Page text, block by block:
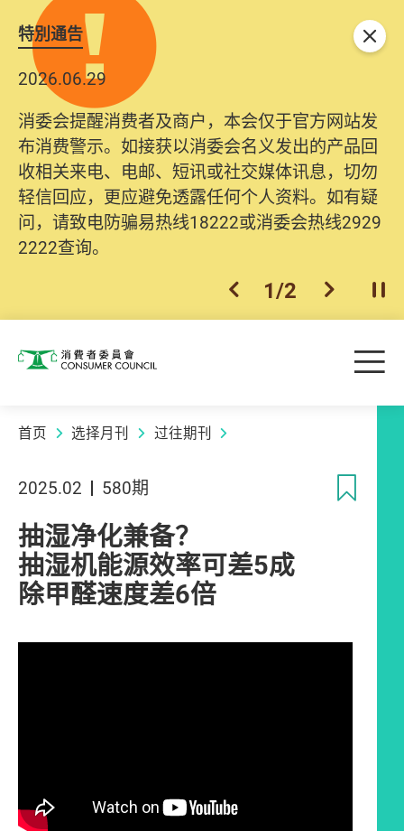
特別通告
2026.06.29
消委会提醒消费者及商户，本会仅于官方网站发
布消费警示。如接获以消委会名义发出的产品回
收相关来电、电邮、短讯或社交媒体讯息，切勿
轻信回应，更应避免透露任何个人资料。如有疑
问，请致电防骗易热线18222或消委会热线2929
2222查询。
上一个
1/2 下一个开
关闭
消费者委员会 目
首页 选择月刊 过往期刊
2025.02 580期
抽湿净化兼备？
抽湿机能源效率可差5成
除甲醛速度差6倍